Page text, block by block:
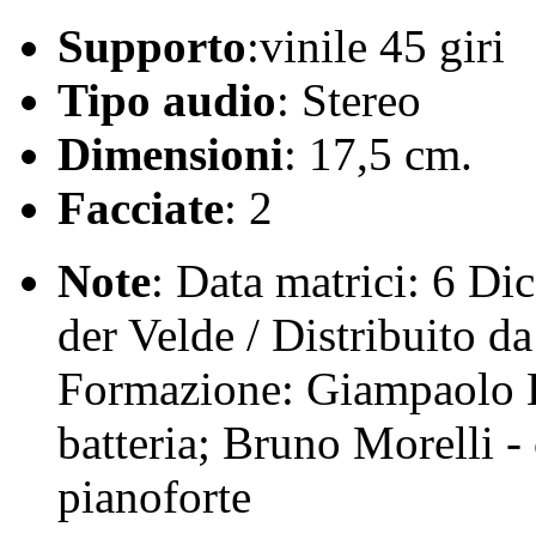
Supporto:vinile 45 giri
Tipo audio: Stereo
Dimensioni: 17,5 cm.
Facciate: 2
Note: Data matrici: 6
der Velde / Distribuito
Formazione:
batteria; Bruno Morelli
pianoforte